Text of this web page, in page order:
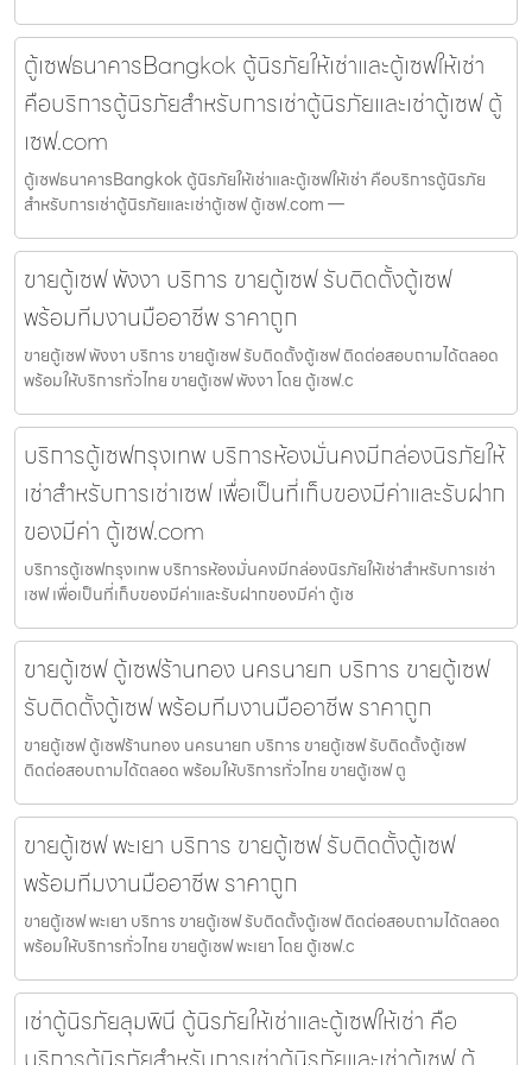
ตู้เซฟธนาคารBangkok ตู้นิรภัยให้เช่าและตู้เซฟให้เช่า
คือบริการตู้นิรภัยสำหรับการเช่าตู้นิรภัยและเช่าตู้เซฟ ตู้
เซฟ.com
ตู้เซฟธนาคารBangkok ตู้นิรภัยให้เช่าและตู้เซฟให้เช่า คือบริการตู้นิรภัย
สำหรับการเช่าตู้นิรภัยและเช่าตู้เซฟ ตู้เซฟ.com —
ขายตู้เซฟ พังงา บริการ ขายตู้เซฟ รับติดตั้งตู้เซฟ
พร้อมทีมงานมืออาชีพ ราคาถูก
ขายตู้เซฟ พังงา บริการ ขายตู้เซฟ รับติดตั้งตู้เซฟ ติดต่อสอบถามได้ตลอด
พร้อมให้บริการทั่วไทย ขายตู้เซฟ พังงา โดย ตู้เซฟ.c
บริการตู้เซฟกรุงเทพ บริการห้องมั่นคงมีกล่องนิรภัยให้
เช่าสำหรับการเช่าเซฟ เพื่อเป็นที่เก็บของมีค่าและรับฝาก
ของมีค่า ตู้เซฟ.com
บริการตู้เซฟกรุงเทพ บริการห้องมั่นคงมีกล่องนิรภัยให้เช่าสำหรับการเช่า
เซฟ เพื่อเป็นที่เก็บของมีค่าและรับฝากของมีค่า ตู้เซ
ขายตู้เซฟ ตู้เซฟร้านทอง นครนายก บริการ ขายตู้เซฟ
รับติดตั้งตู้เซฟ พร้อมทีมงานมืออาชีพ ราคาถูก
ขายตู้เซฟ ตู้เซฟร้านทอง นครนายก บริการ ขายตู้เซฟ รับติดตั้งตู้เซฟ
ติดต่อสอบถามได้ตลอด พร้อมให้บริการทั่วไทย ขายตู้เซฟ ตู
ขายตู้เซฟ พะเยา บริการ ขายตู้เซฟ รับติดตั้งตู้เซฟ
พร้อมทีมงานมืออาชีพ ราคาถูก
ขายตู้เซฟ พะเยา บริการ ขายตู้เซฟ รับติดตั้งตู้เซฟ ติดต่อสอบถามได้ตลอด
พร้อมให้บริการทั่วไทย ขายตู้เซฟ พะเยา โดย ตู้เซฟ.c
เช่าตู้นิรภัยลุมพินี ตู้นิรภัยให้เช่าและตู้เซฟให้เช่า คือ